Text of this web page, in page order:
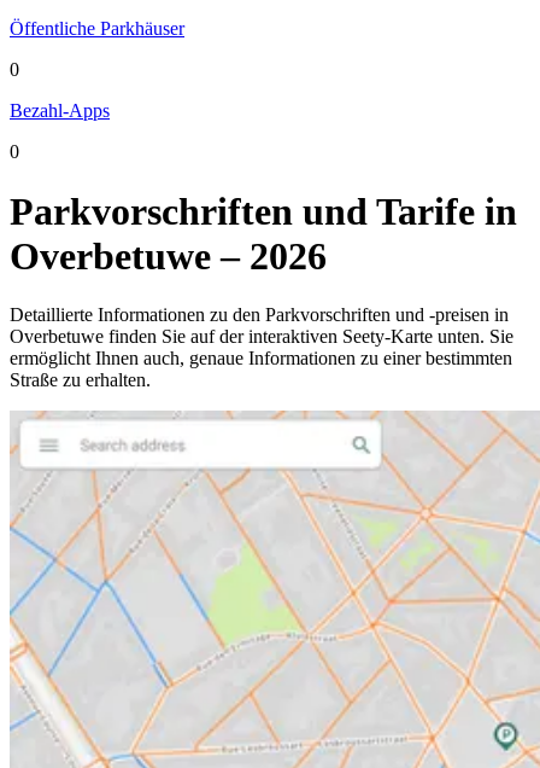
Öffentliche Parkhäuser
0
Bezahl-Apps
0
Parkvorschriften und Tarife in
Overbetuwe – 2026
Detaillierte Informationen zu den Parkvorschriften und -preisen in
Overbetuwe finden Sie auf der interaktiven Seety-Karte unten. Sie
ermöglicht Ihnen auch, genaue Informationen zu einer bestimmten
Straße zu erhalten.